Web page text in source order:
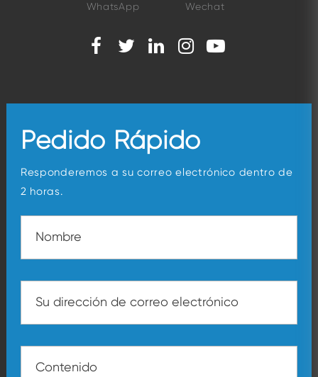
WhatsApp Wechat
Pedido Rápido
Responderemos a su correo electrónico dentro de
2 horas.